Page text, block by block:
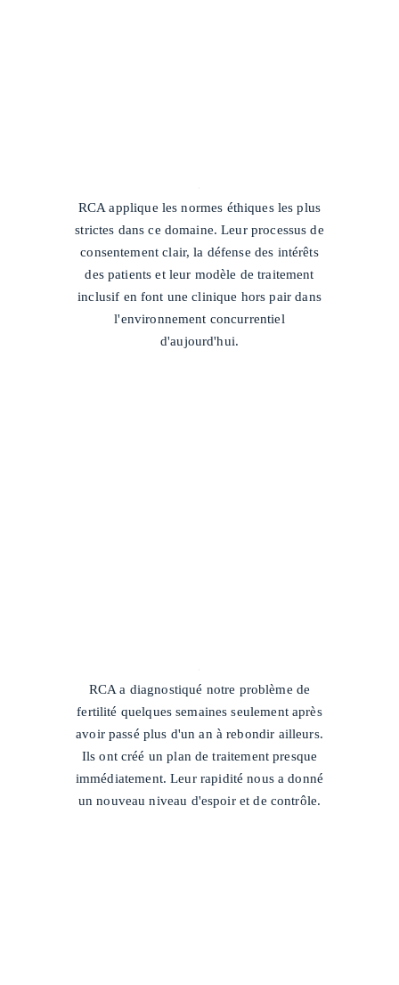
RCA applique les normes éthiques les plus
strictes dans ce domaine. Leur processus de
consentement clair, la défense des intérêts
des patients et leur modèle de traitement
inclusif en font une clinique hors pair dans
l'environnement concurrentiel
d'aujourd'hui.
RCA a diagnostiqué notre problème de
fertilité quelques semaines seulement après
avoir passé plus d'un an à rebondir ailleurs.
Ils ont créé un plan de traitement presque
immédiatement. Leur rapidité nous a donné
un nouveau niveau d'espoir et de contrôle.